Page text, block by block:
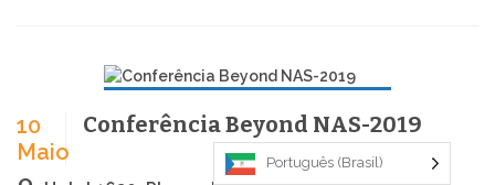
10
Maio
Conferência Beyond NAS-2019
Português (Brasil)